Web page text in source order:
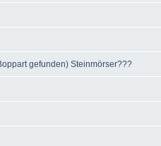
gefunden) Steinmörser???